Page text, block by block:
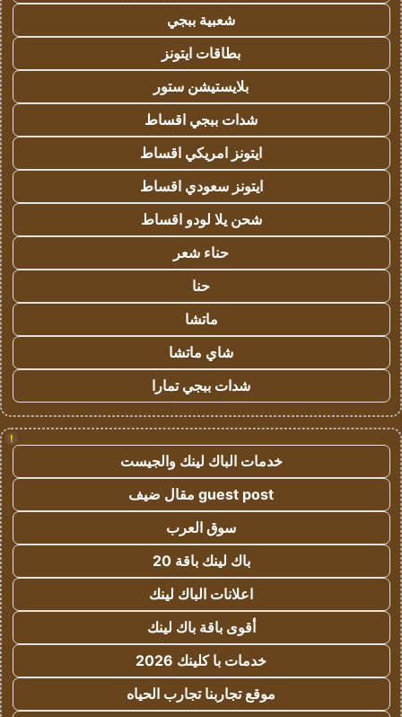
شعبية ببجي
بطاقات ايتونز
بلايستيشن ستور
شدات ببجي اقساط
ايتونز امريكي اقساط
ايتونز سعودي اقساط
شحن يلا لودو اقساط
حناء شعر
حنا
ماتشا
شاي ماتشا
شدات ببجي تمارا
!
خدمات الباك لينك والجيست
guest post مقال ضيف
سوق العرب
باك لينك باقة 20
اعلانات الباك لينك
أقوى باقة باك لينك
خدمات با كلينك 2026
موقع تجاربنا تجارب الحياه